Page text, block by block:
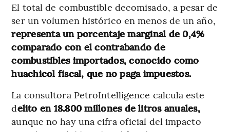
El total de combustible decomisado, a pesar de
ser un volumen histórico en menos de un año,
representa un porcentaje marginal de 0,4%
comparado con el contrabando de
combustibles importados, conocido como
huachicol fiscal, que no paga impuestos.
La consultora PetroIntelligence calcula este
delito en 18.800 millones de litros anuales,
aunque no hay una cifra oficial del impacto